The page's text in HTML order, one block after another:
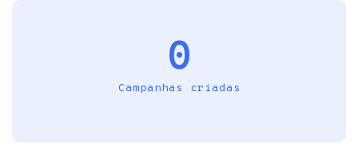
0
Campanhas criadas